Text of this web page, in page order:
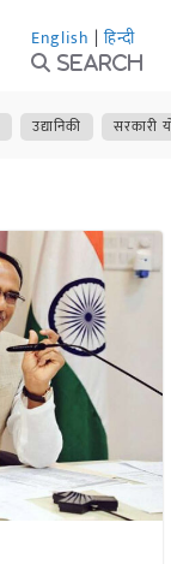
English | हिन्दी
Search
उद्यानिकी सरकारी